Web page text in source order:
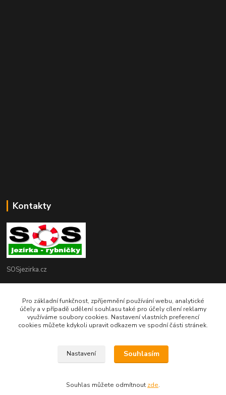
Kontakty
SOSjezirka.cz
608503141
info@sosjezirka.cz
© Copyright Ing.Petr Marek
Pro základní funkčnost, zpříjemnění používání webu, analytické
účely a v případě udělení souhlasu také pro účely cílení reklamy
využíváme soubory cookies. Nastavení vlastních preferencí
cookies můžete kdykoli upravit odkazem ve spodní části stránek.
Nastavení Souhlasím
Souhlas můžete odmítnout zde.